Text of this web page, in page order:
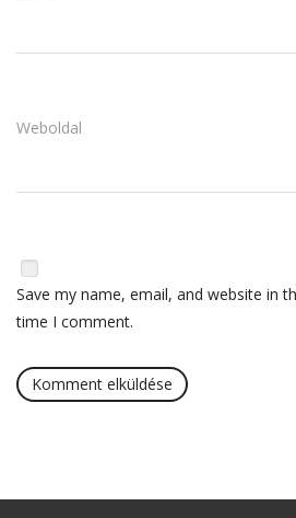
Weboldal
Save my name, email, and website in
time I comment.